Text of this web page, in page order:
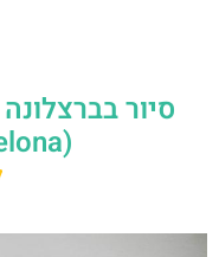
סיור
(GoCar Barcelona)